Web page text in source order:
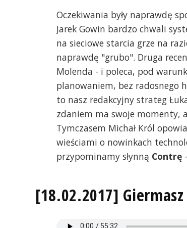
Oczekiwania były naprawdę
Jarek Gowin bardzo chwali
na sieciowe starcia grze na
naprawdę "grubo". Druga
Molenda - i poleca, pod
planowaniem, bez radosnego
to nasz redakcyjny strateg
zdaniem ma swoje momenty,
Tymczasem Michał Król
wieściami o nowinkach
przypominamy słynną Contrę
[18.02.2017]